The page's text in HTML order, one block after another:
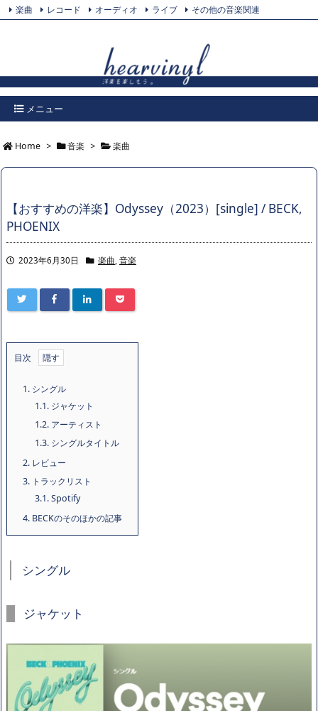
メニュー
楽曲 レコード オーディオ ライブ
その他の音楽関連
Home > 音楽 > 楽曲
【おすすめの洋楽】Odyssey（2023）[single] / BECK,
PHOENIX
2023年6月30日 楽曲, 音楽
目次
1. シングル
1.1. ジャケット
1.2. アーティスト
1.3. シングルタイトル
2. レビュー
3. トラックリスト
3.1.Spotify
4. BECKのそのほかの記事
シングル
ジャケット